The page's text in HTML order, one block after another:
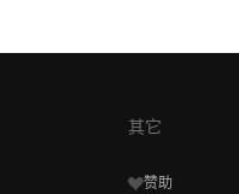
其它
赞助